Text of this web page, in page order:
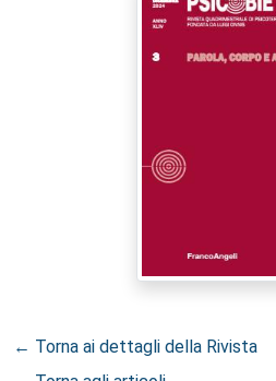
← Torna ai dettagli della Rivista